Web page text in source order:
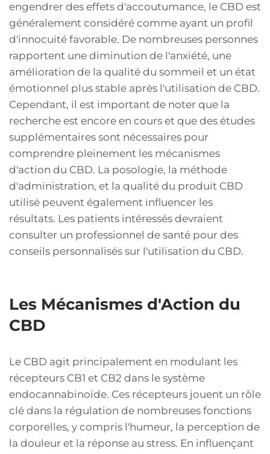
engendrer des effets d'accoutumance, le CBD est
généralement considéré comme ayant un profil
d'innocuité favorable. De nombreuses personnes
rapportent une diminution de l'anxiété, une
amélioration de la qualité du sommeil et un état
émotionnel plus stable après l'utilisation de CBD.
Cependant, il est important de noter que la
recherche est encore en cours et que des études
supplémentaires sont nécessaires pour
comprendre pleinement les mécanismes
d'action du CBD. La posologie, la méthode
d'administration, et la qualité du produit CBD
utilisé peuvent également influencer les
résultats. Les patients intéressés devraient
consulter un professionnel de santé pour des
conseils personnalisés sur l'utilisation du CBD.
Les Mécanismes d'Action du
CBD
Le CBD agit principalement en modulant les
récepteurs CB1 et CB2 dans le système
endocannabinoïde. Ces récepteurs jouent un rôle
clé dans la régulation de nombreuses fonctions
corporelles, y compris l'humeur, la perception de
la douleur et la réponse au stress. En influençant